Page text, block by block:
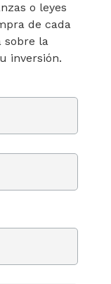
o leyes
de cada
sobre la
inversión.